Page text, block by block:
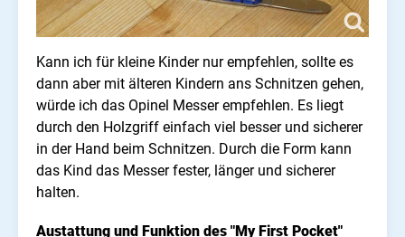
Kann ich für kleine Kinder nur empfehlen, sollte es
dann aber mit älteren Kindern ans Schnitzen gehen,
würde ich das Opinel Messer empfehlen. Es liegt
durch den Holzgriff einfach viel besser und sicherer
in der Hand beim Schnitzen. Durch die Form kann
das Kind das Messer fester, länger und sicherer
halten.
Austattung und Funktion des "My First Pocket"